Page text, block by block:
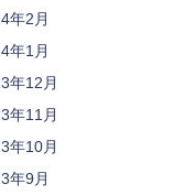
年2月
年1月
年12月
年11月
年10月
年9月